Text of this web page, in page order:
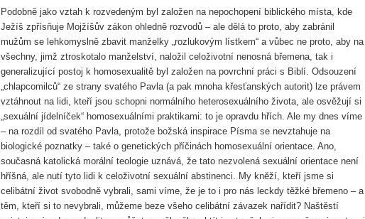
Podobně jako vztah k rozvedeným byl založen na nepochopení biblického místa, kde
Ježíš zpřísňuje Mojžíšův zákon ohledně rozvodů – ale dělá to proto, aby zabránil
mužům se lehkomyslně zbavit manželky „rozlukovým lístkem“ a vůbec ne proto, aby na
všechny, jimž ztroskotalo manželství, naložil celoživotní nenosná břemena, tak i
generalizující postoj k homosexualitě byl založen na povrchní práci s Biblí. Odsouzení
„chlapcomilců“ ze strany svatého Pavla (a pak mnoha křesťanských autorit) lze právem
vztáhnout na lidi, kteří jsou schopni normálního heterosexuálního života, ale osvěžují si
„sexuální jídelníček“ homosexuálními praktikami: to je opravdu hřích. Ale my dnes víme
– na rozdíl od svatého Pavla, protože božská inspirace Písma se nevztahuje na
biologické poznatky – také o genetických příčinách homosexuální orientace. Ano,
současná katolická morální teologie uznává, že tato nezvolená sexuální orientace není
hříšná, ale nutí tyto lidi k celoživotní sexuální abstinenci. My kněží, kteří jsme si
celibátní život svobodně vybrali, sami víme, že je to i pro nás leckdy těžké břemeno – a
těm, kteří si to nevybrali, můžeme beze všeho celibátní závazek nařídit? Naštěstí